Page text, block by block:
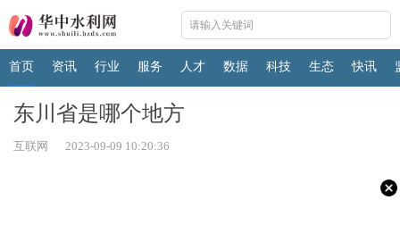
首页 资讯 行业 服务 人才 数据 科技 生态 快讯
东川省是哪个地方
互联网 2023-09-09 10:20:36